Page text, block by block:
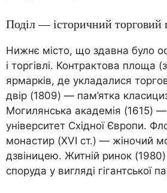
Поділ — історичний торговий
Нижнє місто, що здавна було
і торгівлі. Контрактова площа
ярмарків, де укладалися
двір (1809) — пам’ятка
Могилянська академія (1615)
університет Східної Європи.
монастир (XVI ст.) — жіночий
дзвіницею. Житній ринок
споруда у вигляді гігантської